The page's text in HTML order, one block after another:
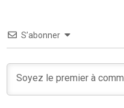
S’abonner